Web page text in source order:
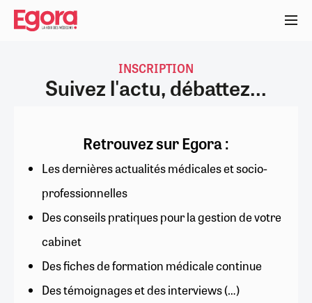
Aller
contenu
INSCRIPTION
Suivez l'actu, débattez...
Retrouvez sur Egora :
Les dernières actualités médicales et socio-
professionnelles
Des conseils pratiques pour la gestion de votre
cabinet
Des fiches de formation médicale continue
Des témoignages et des interviews (…)